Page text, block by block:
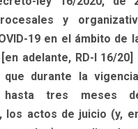
y
19 en el ámbito de
adelante, RD-l 16/
que durante la
tres meses
los actos de juicio (y,